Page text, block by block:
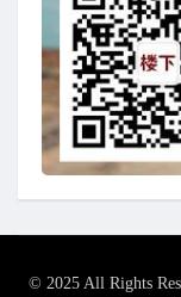
© 2025 All Rights